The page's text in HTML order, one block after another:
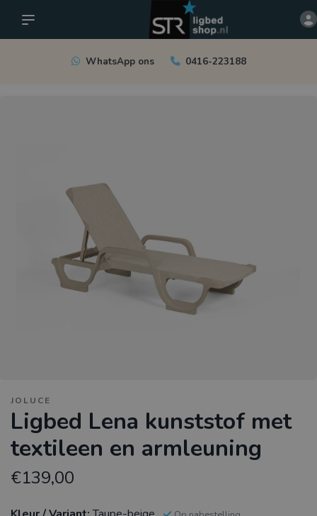
WhatsApp ons 0416-223188
JOLUCE
Ligbed Lena kunststof met
textileen en armleuning
€139,00